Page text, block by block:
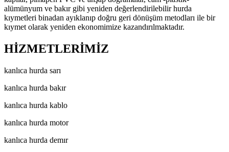
alümünyum ve bakır gibi yeniden değerlendirilebilir hurda
kıymetleri binadan ayıklanıp doğru geri dönüşüm metodları ile bir
kıymet olarak yeniden ekonomimize kazandırılmaktadır.
HİZMETLERİMİZ
kanlıca hurda sarı
kanlıca hurda bakır
kanlıca hurda kablo
kanlıca hurda motor
kanlıca hurda demır